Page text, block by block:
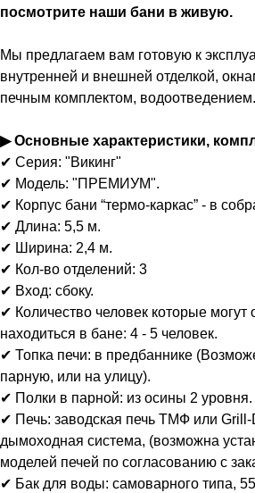
посмотрите наши бани в живую.
Мы предлагаем вам готовую к
внутренней и внешней отделкой,
печным комплектом, водоотведением.
▶ Основные характеристики,
✔ Серия: "Викинг"
✔ Модель: "ПРЕМИУМ".
✔ Корпус бани “термо-каркас” - в
✔ Длина: 5,5 м.
✔ Ширина: 2,4 м.
✔ Кол-во отделений: 3
✔ Вход: сбоку.
✔ Количество человек которые
находиться в бане: 4 - 5 человек.
✔ Топка печи: в предбаннике
парную, или на улицу).
✔ Полки в парной: из осины 2 уровня.
✔ Печь: заводская печь ТМФ или Grill-
дымоходная система, (возможна
моделей печей по согласованию с
✔ Бак для воды: самоварного типа,